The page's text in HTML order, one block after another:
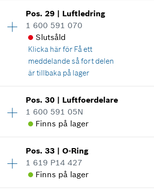
Lägg till i kundvagn
67,06 kr*
Lägg till i kundvagn
Visa som illustration
13,13 kr*
Lägg till i kundvagn
Tillgänglighet 1
Prisgrupp :12
Reservdelsinformationer
Användningsbevis
Visa som illustration
15,04 kr*
Lägg till i kundvagn
Pos.29 | Luftledring
1 600 591 070
Slutsåld
Klicka här för Få ett
meddelande så fort delen
är tillbaka på lager
Tillgänglighet 1
Prisgrupp :11
Reservdelsinformationer
Användningsbevis
Visa som illustration
Pos.30 | Luftfoerdelare
1 600 591 05N
Finns på lager
Tillgänglighet 1
Prisgrupp :12
Reservdelsinformationer
Användningsbevis
Pos.33 |O-Ring
1 619 P14 427
Finns på lager